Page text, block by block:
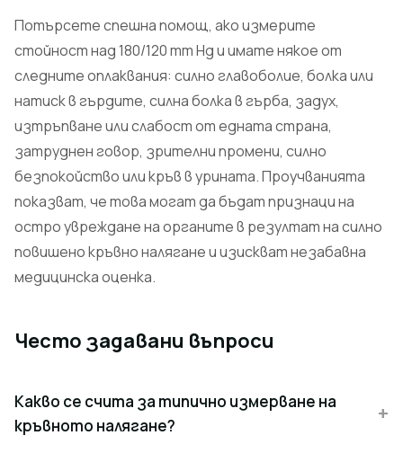
Потърсете спешна помощ, ако измерите
стойност над 180/120 mm Hg и имате някое от
следните оплаквания: силно главоболие, болка или
натиск в гърдите, силна болка в гърба, задух,
изтръпване или слабост от едната страна,
затруднен говор, зрителни промени, силно
безпокойство или кръв в урината. Проучванията
показват, че това могат да бъдат признаци на
остро увреждане на органите в резултат на силно
повишено кръвно налягане и изискват незабавна
медицинска оценка.
Често задавани въпроси
Какво се счита за типично измерване на
кръвното налягане?